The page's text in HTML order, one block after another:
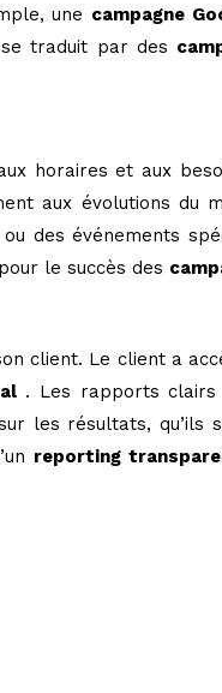
une campagne
traduit par des
horaires et aux
aux évolutions du
des événements
le succès des
client. Le client a
. Les rapports clairs
les résultats, qu’ils
reporting